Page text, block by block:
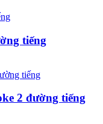
tiếng
2 đường tiếng